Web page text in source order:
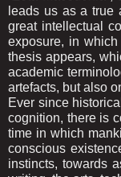
leads us as a true
great intellectual
exposure, in
thesis appears,
academic
artеfacts, but also
Ever since
cognition, there is
time in which
conscious
instincts, towards